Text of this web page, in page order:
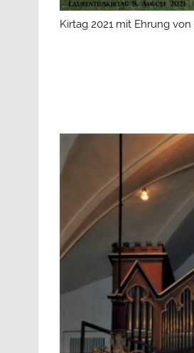
Kirtag 2021 mit Ehrung